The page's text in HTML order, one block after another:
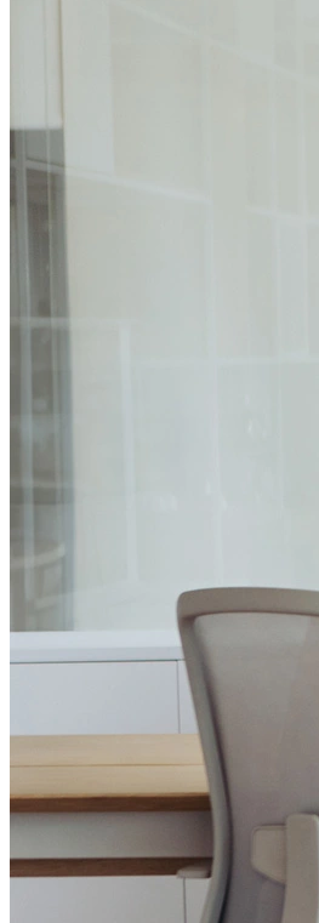
Institucional
Código Corporativo de
Compromisso com o Meio Ambiente
Governança Corporativa
Política de Prevenção à Lavagem de
Política de Segurança da Informação
Relatório de Transparência Salarial
Regulamento do Arranjo PAT
Soluções
Alelo Tudo Alelo Pod Gestão de VT